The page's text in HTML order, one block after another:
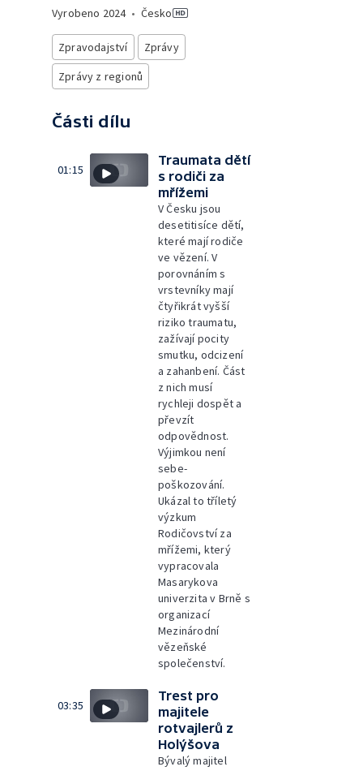
Vyrobeno 2024• Česko
Zpravodajství
Zprávy
Zprávy z regionů
Části dílu
01:15
Traumata dětí
s rodiči za
mřížemi
V Česku jsou
desetitisíce dětí,
které mají rodiče
ve vězení. V
porovnáním s
vrstevníky mají
čtyřikrát vyšší
riziko traumatu,
zažívají pocity
smutku, odcizení
a zahanbení. Část
z nich musí
rychleji dospět a
převzít
odpovědnost.
Výjimkou není
sebe-
poškozování.
Ukázal to tříletý
výzkum
Rodičovství za
mřížemi, který
vypracovala
Masarykova
univerzita v Brně s
organizací
Mezinárodní
vězeňské
společenství.
03:35
Trest pro
majitele
rotvajlerů z
Holýšova
Bývalý majitel